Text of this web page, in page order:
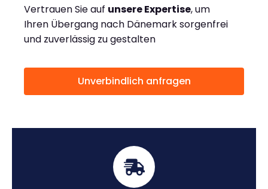
Vertrauen Sie auf unsere Expertise, um
Ihren Übergang nach Dänemark sorgenfrei
und zuverlässig zu gestalten
Unverbindlich anfragen